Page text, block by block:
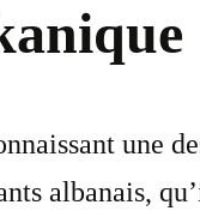
une
albanais,